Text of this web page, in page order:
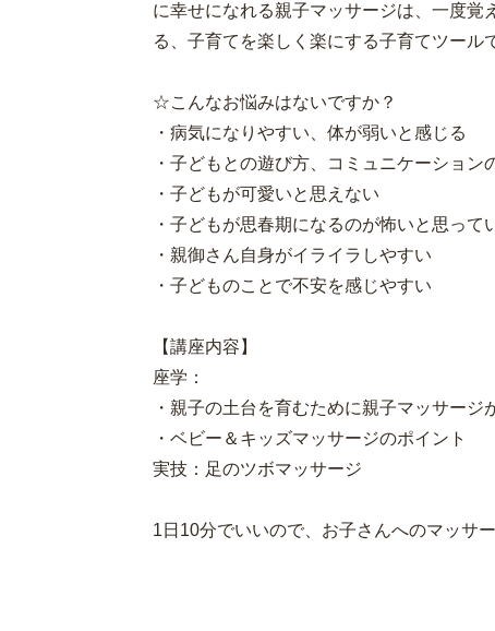
に幸せになれる親子マッサージは、一度覚
る、子育てを楽しく楽にする子育てツール
☆こんなお悩みはないですか？
・病気になりやすい、体が弱いと感じる
・子どもとの遊び方、コミュニケーション
・子どもが可愛いと思えない
・子どもが思春期になるのが怖いと思って
・親御さん自身がイライラしやすい
・子どものことで不安を感じやすい
【講座内容】
座学：
・親子の土台を育むために親子マッサージ
・ベビー＆キッズマッサージのポイント
実技：足のツボマッサージ
1日10分でいいので、お子さんへのマッサ